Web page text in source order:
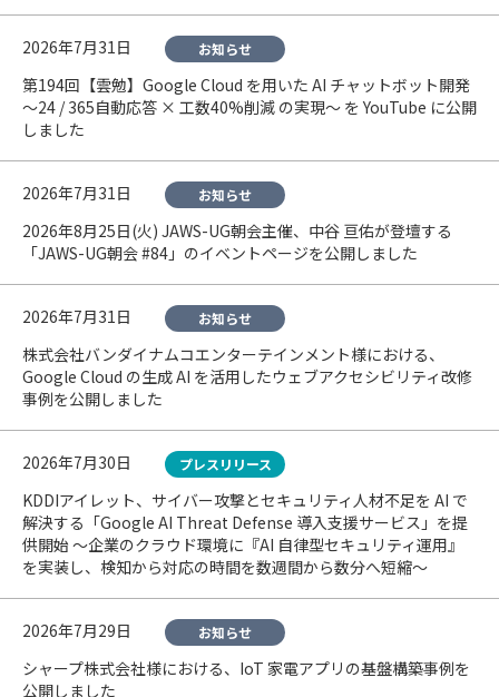
2026年7月31日 お知らせ
第194回【雲勉】Google Cloud を用いた AI チャットボット開発
〜24 / 365自動応答 × 工数40%削減 の実現〜 を YouTube に公開
しました
2026年7月31日 お知らせ
2026年8月25日(火) JAWS-UG朝会主催、中谷 亘佑が登壇する
「JAWS-UG朝会 #84」のイベントページを公開しました
2026年7月31日 お知らせ
株式会社バンダイナムコエンターテインメント様における、
Google Cloud の生成 AI を活用したウェブアクセシビリティ改修
事例を公開しました
2026年7月30日 プレスリリース
KDDIアイレット、サイバー攻撃とセキュリティ人材不足を AI で
解決する「Google AI Threat Defense 導入支援サービス」を提
供開始 〜企業のクラウド環境に『AI 自律型セキュリティ運用』
を実装し、検知から対応の時間を数週間から数分へ短縮〜
2026年7月29日 お知らせ
シャープ株式会社様における、IoT 家電アプリの基盤構築事例を
公開しました